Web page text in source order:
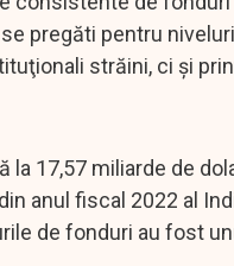
pregăti pentru
străini, ci şi
17,57 miliarde de
anul fiscal 2022 al
de fonduri au fost